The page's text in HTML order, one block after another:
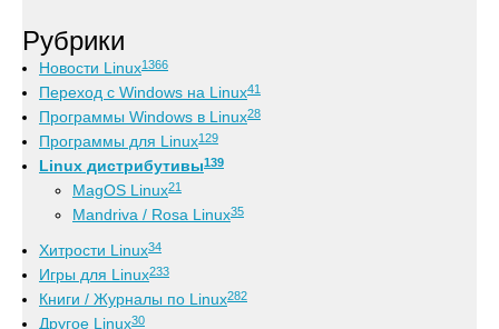
Рубрики
Новости Linux1366
Переход с Windows на Linux41
Программы Windows в Linux28
Программы для Linux129
Linux дистрибутивы139
MagOS Linux21
Mandriva / Rosa Linux35
Хитрости Linux34
Игры для Linux233
Книги / Журналы по Linux282
Другое Linux30